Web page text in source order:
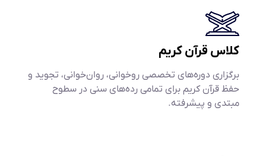
کلاس قرآن کریم
برگزاری دوره‌های تخصصی روخوانی، روان‌خوانی، تجوید و
حفظ قرآن کریم برای تمامی رده‌های سنی در سطوح
مبتدی و پیشرفته.